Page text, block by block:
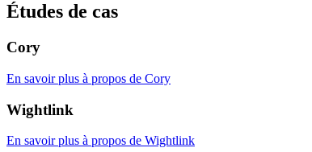
Études de cas
Cory
En savoir plus à propos de Cory
Wightlink
En savoir plus à propos de Wightlink